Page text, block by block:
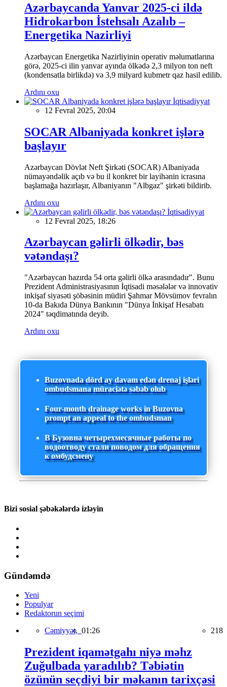
Azərbaycanda Yanvar 2025-ci ildə
Hidrokarbon İstehsalı Azalıb –
Energetika Nazirliyi
Azərbaycan Energetika Nazirliyinin operativ məlumatlarına
görə, 2025-ci ilin yanvar ayında ölkədə 2,3 milyon ton neft
(kondensatla birlikdə) və 3,9 milyard kubmetr qaz hasil edilib.
Ardını oxu
İqtisadiyyat
12 Fevral 2025, 20:04
SOCAR Albaniyada konkret işlərə
başlayır
Azərbaycan Dövlət Neft Şirkəti (SOCAR) Albaniyada
nümayəndəlik açıb və bu il konkret bir layihənin icrasına
başlamağa hazırlaşır, Albaniyanın "Albgaz" şirkəti bildirib.
Ardını oxu
İqtisadiyyat
12 Fevral 2025, 18:26
Azərbaycan gəlirli ölkədir, bəs
vətəndaşı?
"Azərbaycan hazırda 54 orta gəlirli ölkə arasındadır". Bunu
Prezident Administrasiyasının İqtisadi məsələlər və innovativ
inkişaf siyasəti şöbəsinin müdiri Şahmar Mövsümov fevralın
10-da Bakıda Dünya Bankının "Dünya İnkişaf Hesabatı
2024" təqdimatında deyib.
Ardını oxu
Buzovnada dörd ay davam edən drenaj işləri
ombudsmana müraciətə səbəb olub
Four-month drainage works in Buzovna
prompt an appeal to the ombudsman
В Бузовна четырехмесячные работы по
водоотводу стали поводом для обращения
к омбудсмену
Bizi sosial şəbəkələrdə izləyin
Gündəmdə
Yeni
Populyar
Redaktorun seçimi
Cəmiyyət, 01:26 218
Prezident iqamətgahı niyə məhz
Zuğulbada yaradılıb? Təbiətin
özünün seçdiyi bir məkanın tarixçəsi